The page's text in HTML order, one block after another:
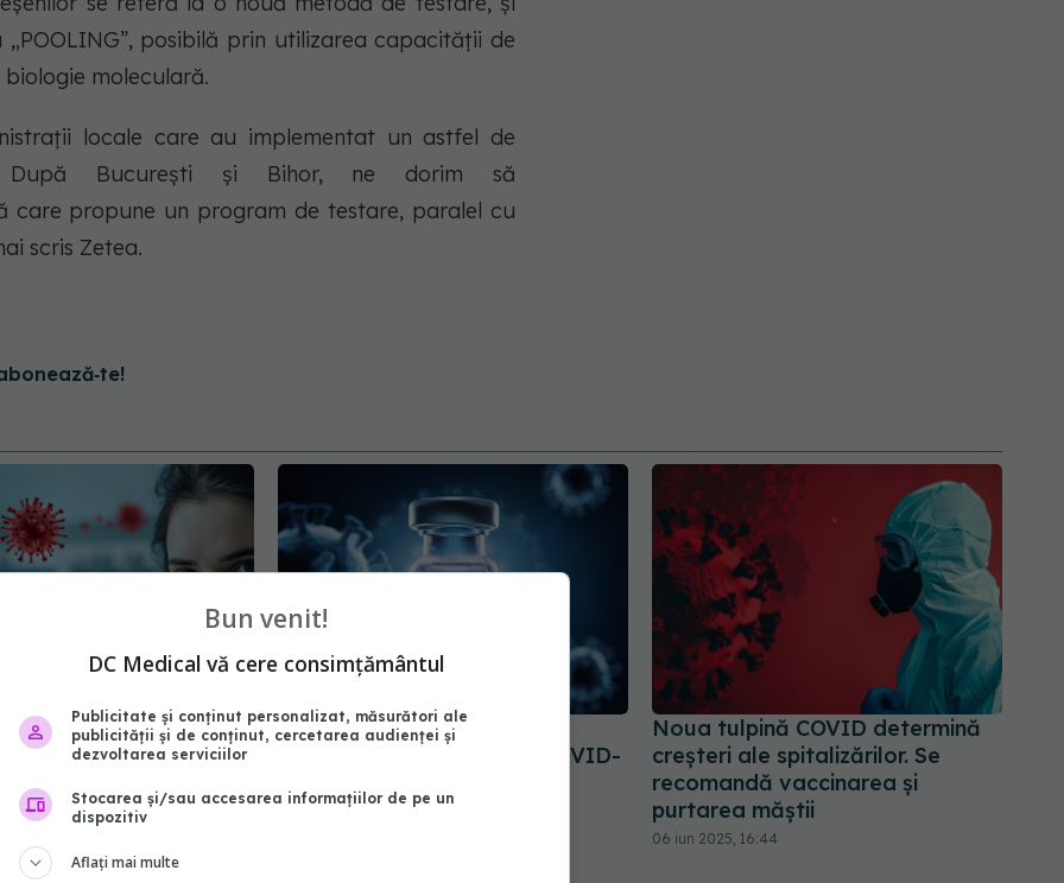
posibilă prin utilizarea capacității de
moleculară.
locale care au implementat un astfel de
București și Bihor, ne dorim să
care propune un program de testare, paralel cu
scris Zetea.
FLiRT,
LB.1, variante COVID-
"Au modificări
spike. Ignoră
de la vaccin sau
anterioară
SUA restrânge condiţiile de
acces la vaccinurile anti-COVID-
vaccineze
Noua tulpină COVID determină
creșteri ale spitalizărilor. Se
recomandă vaccinarea și
purtarea măștii
06 iun 2025, 16:44
Bun venit!
DC Medical vă cere consimțământul
Publicitate și conținut personalizat, măsurători ale
publicității și de conținut, cercetarea audienței și
dezvoltarea serviciilor
Stocarea și/sau accesarea informațiilor de pe un
dispozitiv
Aflați mai multe